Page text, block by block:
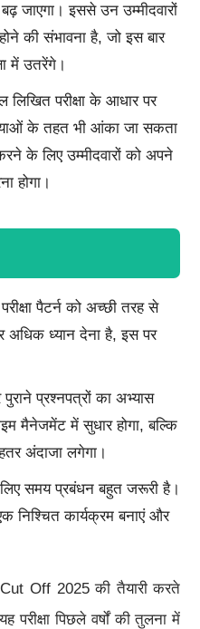
जाएगा। इससे उन उम्मीदवारों
की संभावना है, जो इस बार
में उतरेंगे।
लिखित परीक्षा के आधार पर
के तहत भी आंका जा सकता
के लिए उम्मीदवारों को अपने
होगा।
पैटर्न को अच्छी तरह से
अधिक ध्यान देना है, इस पर
प्रश्नपत्रों का अभ्यास
में सुधार होगा, बल्कि
अंदाजा लगेगा।
समय प्रबंधन बहुत जरूरी है।
निश्चित कार्यक्रम बनाएं और
Off 2025 की तैयारी करते
पिछले वर्षों की तुलना में